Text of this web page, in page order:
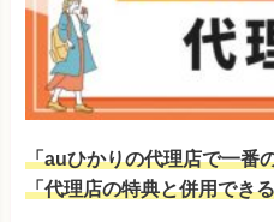
「auひかりの代理店で一番
「代理店の特典と併用でき